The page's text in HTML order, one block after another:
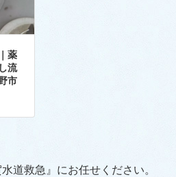
薬
流
市
道救急』にお任せください。